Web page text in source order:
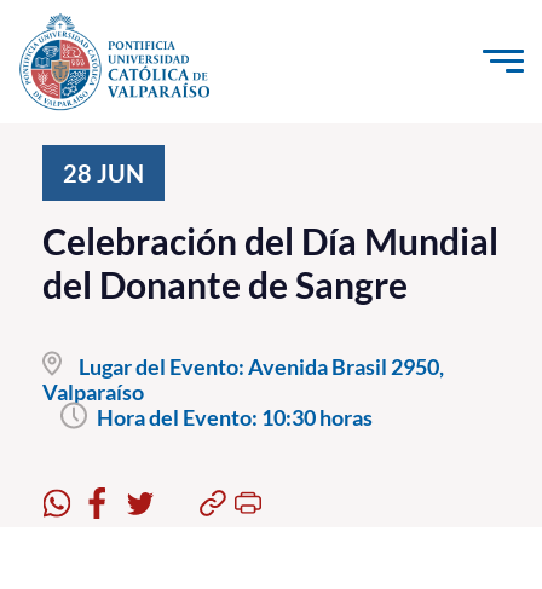
Click acá para ir directamente al contenido
Investigación, Creación e Innovación
PUCV Internacional
Vinculación con el Medio
Admisión
Pregrado
28 JUN
Celebración del Día Mundial
del Donante de Sangre
Lugar del Evento:Avenida Brasil 2950,
Valparaíso
Hora del Evento: 10:30 horas